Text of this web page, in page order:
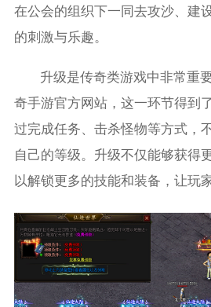
在公会的组织下一同去攻沙、建
的刺激与乐趣。
升级是传奇类游戏中非常重
奇手游官方网站，这一环节得到
过完成任务、击杀怪物等方式，
自己的等级。升级不仅能够获得
以解锁更多的技能和装备，让玩